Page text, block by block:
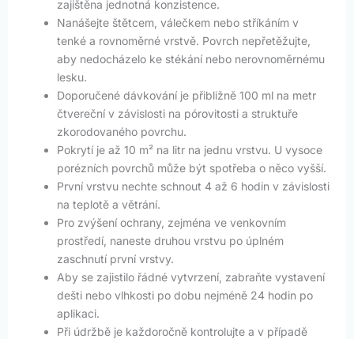
zajištěna jednotná konzistence.
Nanášejte štětcem, válečkem nebo stříkáním v
tenké a rovnoměrné vrstvě. Povrch nepřetěžujte,
aby nedocházelo ke stékání nebo nerovnoměrnému
lesku.
Doporučené dávkování je přibližně 100 ml na metr
čtvereční v závislosti na pórovitosti a struktuře
zkorodovaného povrchu.
Pokrytí je až 10 m² na litr na jednu vrstvu. U vysoce
porézních povrchů může být spotřeba o něco vyšší.
První vrstvu nechte schnout 4 až 6 hodin v závislosti
na teplotě a větrání.
Pro zvýšení ochrany, zejména ve venkovním
prostředí, naneste druhou vrstvu po úplném
zaschnutí první vrstvy.
Aby se zajistilo řádné vytvrzení, zabraňte vystavení
dešti nebo vlhkosti po dobu nejméně 24 hodin po
aplikaci.
Při údržbě je každoročně kontrolujte a v případě